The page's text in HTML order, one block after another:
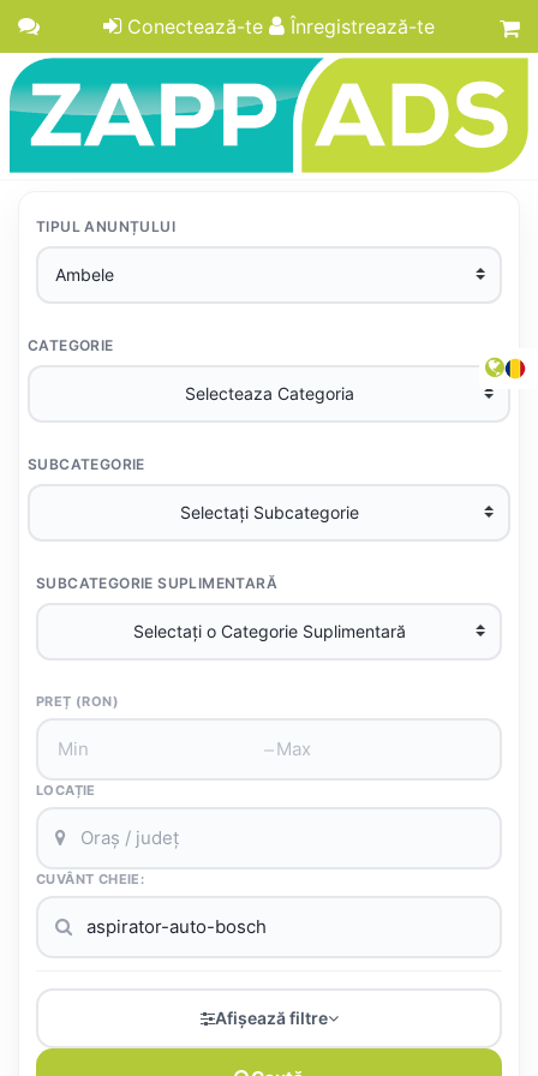
Conectează-te Înregistrează-te
TIPUL ANUNȚULUI
CATEGORIE
SUBCATEGORIE
SUBCATEGORIE SUPLIMENTARĂ
PREȚ (RON)
–
LOCAȚIE
CUVÂNT CHEIE:
Afișează filtre